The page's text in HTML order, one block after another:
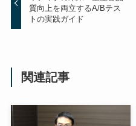
質向上を両立するA/Bテス
トの実践ガイド
関連記事